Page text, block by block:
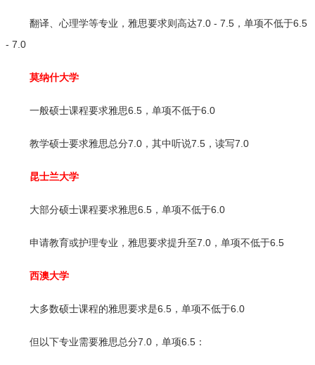
翻译、心理学等专业，雅思要求则高达7.0 - 7.5，单项不低于6.5
- 7.0
莫纳什大学
一般硕士课程要求雅思6.5，单项不低于6.0
教学硕士要求雅思总分7.0，其中听说7.5，读写7.0
昆士兰大学
大部分硕士课程要求雅思6.5，单项不低于6.0
申请教育或护理专业，雅思要求提升至7.0，单项不低于6.5
西澳大学
大多数硕士课程的雅思要求是6.5，单项不低于6.0
但以下专业需要雅思总分7.0，单项6.5：